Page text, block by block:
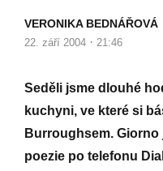
VERONIKA BEDNÁŘOVÁ
22. září 2004 · 21:46
Seděli jsme dlouhé
kuchyni, ve které si
Burroughsem.
poezie po telefonu